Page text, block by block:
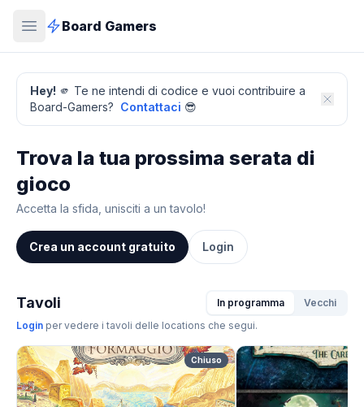
Board Gamers
Hey! 🫵 Te ne intendi di codice e vuoi contribuire a
Board-Gamers? Contattaci 😎
Trova la tua prossima serata di
gioco
Accetta la sfida, unisciti a un tavolo!
Crea un account gratuito Login
Tavoli In programma
Vecchi
Login per vedere i tavoli delle locations che segui.
Chiuso